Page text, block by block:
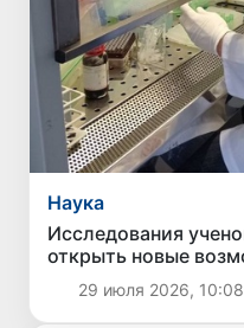
Наука
Исследования
открыть новые
раком29 июля 2026, 10:08